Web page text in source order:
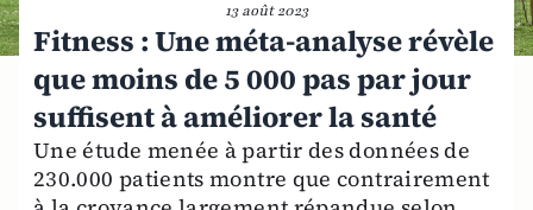
13 août 2023
Fitness : Une méta-analyse révèle
que moins de 5 000 pas par jour
suffisent à améliorer la santé
Une étude menée à partir des données de
230.000 patients montre que contrairement